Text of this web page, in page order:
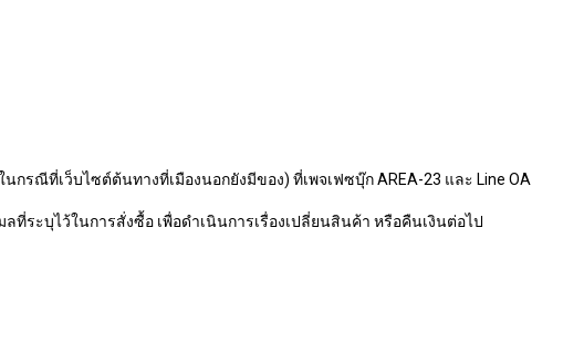
รณีที่เว็บไซต์ต้นทางที่เมืองนอกยังมีของ) ที่เพจเฟซบุ๊ก AREA-23 และ Line OA
ระบุไว้ในการสั่งซื้อ เพื่อดำเนินการเรื่องเปลี่ยนสินค้า หรือคืนเงินต่อไป